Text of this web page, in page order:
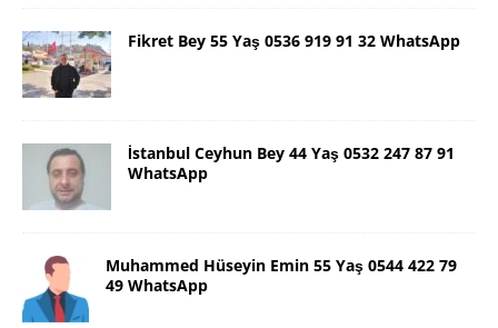
Fikret Bey 55 Yaş 0536 919 91 32 WhatsApp
İstanbul Ceyhun Bey 44 Yaş 0532 247 87 91
WhatsApp
Muhammed Hüseyin Emin 55 Yaş 0544 422 79
49 WhatsApp